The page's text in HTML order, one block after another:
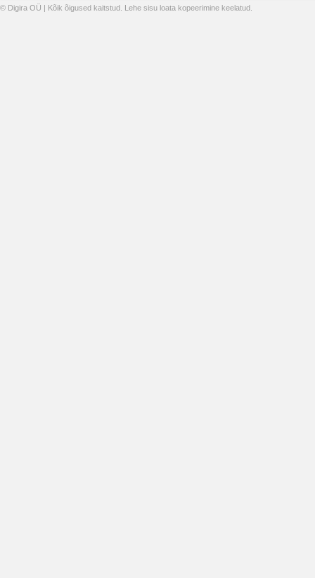
© Digira OÜ | Kõik õigused kaitstud. Lehe sisu loata kopeerimine keelatud.